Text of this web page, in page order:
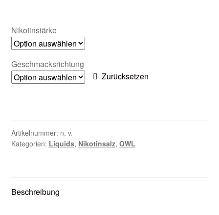
Nikotintabelle
Unsere Standorte
Nikotinstärke
Geschmacksrichtung
Zurücksetzen
Artikelnummer: n. v.
Kategorien: Liquids, Nikotinsalz, OWL
Beschreibung